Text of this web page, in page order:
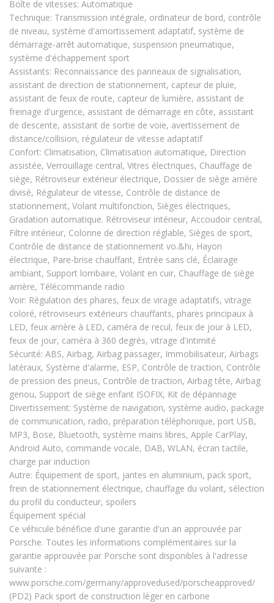
Boîte de vitesses: Automatique
Technique: Transmission intégrale, ordinateur de bord, contrôle
de niveau, système d'amortissement adaptatif, système de
démarrage-arrêt automatique, suspension pneumatique,
système d'échappement sport
Assistants: Reconnaissance des panneaux de signalisation,
assistant de direction de stationnement, capteur de pluie,
assistant de feux de route, capteur de lumière, assistant de
freinage d'urgence, assistant de démarrage en côte, assistant
de descente, assistant de sortie de voie, avertissement de
distance/collision, régulateur de vitesse adaptatif
Confort: Climatisation, Climatisation automatique, Direction
assistée, Verrouillage central, Vitres électriques, Chauffage de
siège, Rétroviseur extérieur électrique, Dossier de siège arrière
divisé, Régulateur de vitesse, Contrôle de distance de
stationnement, Volant multifonction, Sièges électriques,
Gradation automatique. Rétroviseur intérieur, Accoudoir central,
Filtre intérieur, Colonne de direction réglable, Sièges de sport,
Contrôle de distance de stationnement vo.&hi, Hayon
électrique, Pare-brise chauffant, Entrée sans clé, Éclairage
ambiant, Support lombaire, Volant en cuir, Chauffage de siège
arrière, Télécommande radio
Voir: Régulation des phares, feux de virage adaptatifs, vitrage
coloré, rétroviseurs extérieurs chauffants, phares principaux à
LED, feux arrière à LED, caméra de recul, feux de jour à LED,
feux de jour, caméra à 360 degrés, vitrage d'intimité
Sécurité: ABS, Airbag, Airbag passager, Immobilisateur, Airbags
latéraux, Système d'alarme, ESP, Contrôle de traction, Contrôle
de pression des pneus, Contrôle de traction, Airbag tête, Airbag
genou, Support de siège enfant ISOFIX, Kit de dépannage
Divertissement: Système de navigation, système audio, package
de communication, radio, préparation téléphonique, port USB,
MP3, Bose, Bluetooth, système mains libres, Apple CarPlay,
Android Auto, commande vocale, DAB, WLAN, écran tactile,
charge par induction
Autre: Équipement de sport, jantes en aluminium, pack sport,
frein de stationnement électrique, chauffage du volant, sélection
du profil du conducteur, spoilers
Équipement spécial
Ce véhicule bénéficie d'une garantie d'un an approuvée par
Porsche. Toutes les informations complémentaires sur la
garantie approuvée par Porsche sont disponibles à l'adresse
suivante :
www.porsche.com/germany/approvedused/porscheapproved/
(PD2) Pack sport de construction léger en carbone